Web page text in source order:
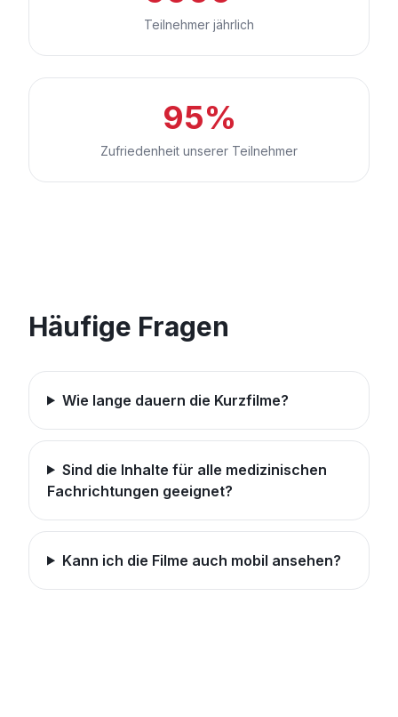
Teilnehmer jährlich
95%
Zufriedenheit unserer Teilnehmer
Häufige Fragen
Wie lange dauern die Kurzfilme?
Sind die Inhalte für alle medizinischen
Fachrichtungen geeignet?
Kann ich die Filme auch mobil ansehen?